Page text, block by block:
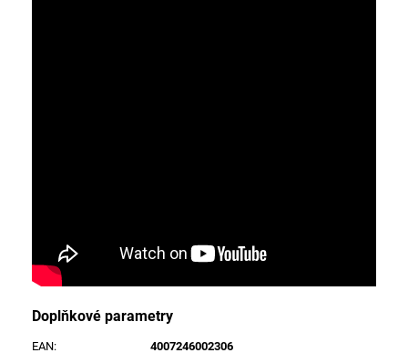
Doplňkové parametry
EAN: 4007246002306